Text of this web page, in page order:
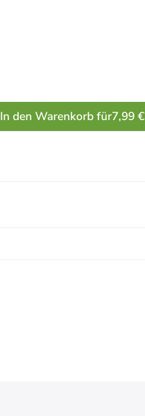
In den Warenkorb für7,99 €